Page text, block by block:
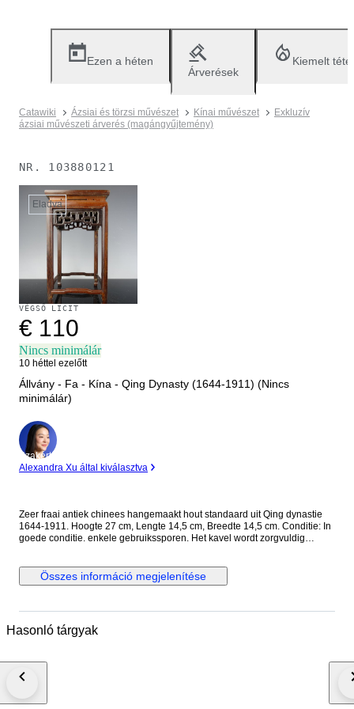
Ezen a héten
Árverések
Kiemelt
Catawiki Ázsiai és törzsi művészet Kínai művészet
Exkluzív
ázsiai művészeti árverés (magángyűjtemény)
NR. 103880121
Eladva
VÉGSŐ LICIT
€ 110
Nincs minimálár
10 héttel ezelőtt
Állvány - Fa - Kína - Qing Dynasty (1644-1911) (Nincs
minimálár)
Szakértő
Alexandra Xu által kiválasztva
Zeer fraai antiek chinees hangemaakt hout standaard uit Qing dynastie
1644-1911. Hoogte 27 cm, Lengte 14,5 cm, Breedte 14,5 cm. Conditie: In
goede conditie. enkele gebruikssporen. Het kavel wordt zorgvuldig
Összes információ megjelenítése
Hasonló tárgyak